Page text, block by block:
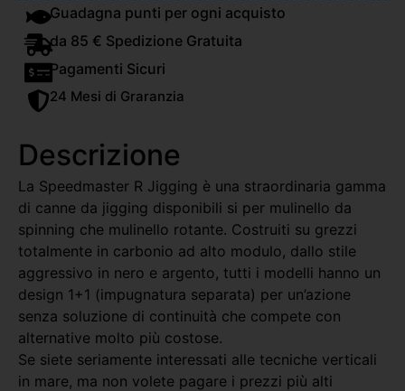
Guadagna punti per ogni acquisto
da 85 € Spedizione Gratuita
Pagamenti Sicuri
24 Mesi di Graranzia
Descrizione
La Speedmaster R Jigging è una straordinaria gamma
di canne da jigging disponibili si per mulinello da
spinning che mulinello rotante. Costruiti su grezzi
totalmente in carbonio ad alto modulo, dallo stile
aggressivo in nero e argento, tutti i modelli hanno un
design 1+1 (impugnatura separata) per un’azione
senza soluzione di continuità che compete con
alternative molto più costose.
Se siete seriamente interessati alle tecniche verticali
in mare, ma non volete pagare i prezzi più alti